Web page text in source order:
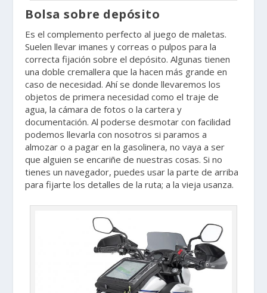
Bolsa sobre depósito
Es el complemento perfecto al juego de maletas.
Suelen llevar imanes y correas o pulpos para la
correcta fijación sobre el depósito. Algunas tienen
una doble cremallera que la hacen más grande en
caso de necesidad. Ahí se donde llevaremos los
objetos de primera necesidad como el traje de
agua, la cámara de fotos o la cartera y
documentación. Al poderse desmotar con facilidad
podemos llevarla con nosotros si paramos a
almozar o a pagar en la gasolinera, no vaya a ser
que alguien se encariñe de nuestras cosas. Si no
tienes un navegador, puedes usar la parte de arriba
para fijarte los detalles de la ruta; a la vieja usanza.